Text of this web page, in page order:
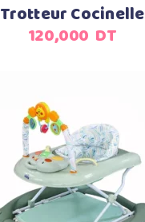
Trotteur Cocinelle
120,000 DT
Ajouter au panier